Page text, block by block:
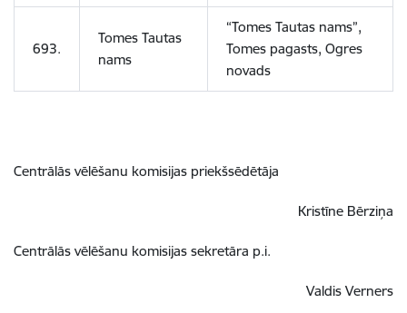
693.
Tomes Tautas
nams
“Tomes Tautas nams”,
Tomes pagasts, Ogres
novads
Centrālās vēlēšanu komisijas priekšsēdētāja
Kristīne Bērziņa
Centrālās vēlēšanu komisijas sekretāra p.i.
Valdis Verners